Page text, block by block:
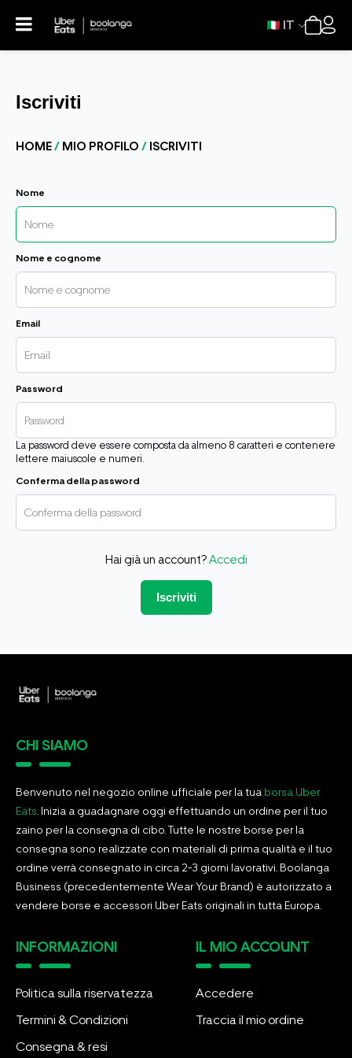
IT
Iscriviti
HOME/ MIO PROFILO / ISCRIVITI
Nome
Nome e cognome
Email
Password
La password deve essere composta da almeno 8 caratteri e contenere
lettere maiuscole e numeri.
Conferma della password
Hai già un account?Accedi
Iscriviti
CHI SIAMO
Benvenuto nel negozio online ufficiale per la tua borsa Uber
Eats . Inizia a guadagnare oggi effettuando un ordine per il tuo
zaino per la consegna di cibo. Tutte le nostre borse per la
consegna sono realizzate con materiali di prima qualità e il tuo
ordine verrà consegnato in circa 2-3 giorni lavorativi. Boolanga
Business (precedentemente Wear Your Brand) è autorizzato a
vendere borse e accessori Uber Eats originali in tutta Europa.
INFORMAZIONI
Politica sulla riservatezza
Termini & Condizioni
Consegna & resi
IL MIO ACCOUNT
Accedere
Traccia il mio ordine